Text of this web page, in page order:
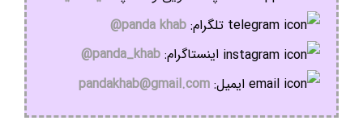
مشاور فروش: مژده مرشدی
راه های ارتباطی:
شماره تماس:09125824399
پاسخگویی واتساپ:کلیک کنید